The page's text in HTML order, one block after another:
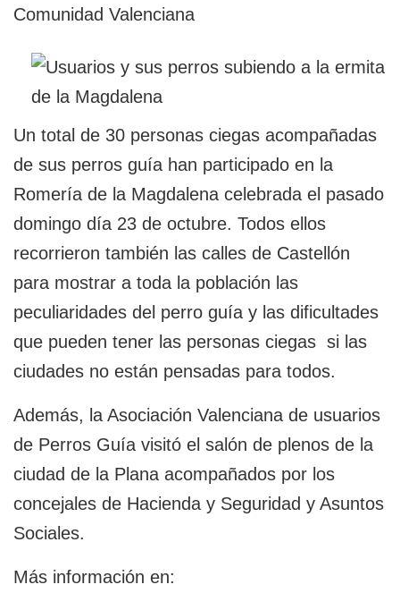
Comunidad Valenciana
Un total de 30 personas ciegas acompañadas
de sus perros guía han participado en la
Romería de la Magdalena celebrada el pasado
domingo día 23 de octubre. Todos ellos
recorrieron también las calles de Castellón
para mostrar a toda la población las
peculiaridades del perro guía y las dificultades
que pueden tener las personas ciegas si las
ciudades no están pensadas para todos.
Además, la Asociación Valenciana de usuarios
de Perros Guía visitó el salón de plenos de la
ciudad de la Plana acompañados por los
concejales de Hacienda y Seguridad y Asuntos
Sociales.
Más información en: